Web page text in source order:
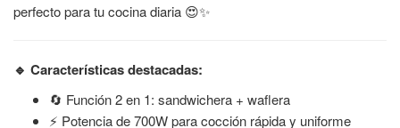
perfecto para tu cocina diaria 😍✨
🔹 Características destacadas:
🔄 Función 2 en 1: sandwichera + waflera
⚡ Potencia de 700W para cocción rápida y uniforme